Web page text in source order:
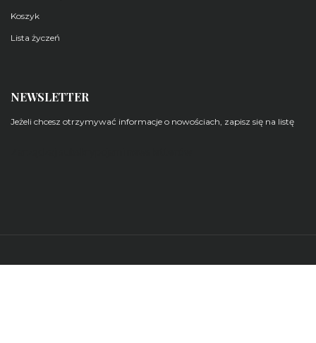
Koszyk
Lista życzeń
NEWSLETTER
Jeżeli chcesz otrzymywać informacje o nowościach, zapisz się na listę